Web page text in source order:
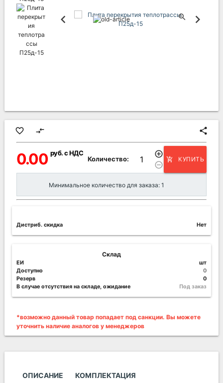
favorite_border compare_arrows share
0.00 руб. с НДС
Количество:
add_circle_outline
remove_circle_outline
add_shopping_cart КУПИТЬ
Минимальное количество для заказа: 1
Дистриб. скидка Нет
Склад
ЕИ
шт
Доступно
0
Резерв
0
В случае отсутствия на складе, ожидание
Под заказ
*возможно данный товар попадает под санкции. Вы можете
уточнить наличие аналогов у менеджеров
ОПИСАНИЕ КОМПЛЕКТАЦИЯ